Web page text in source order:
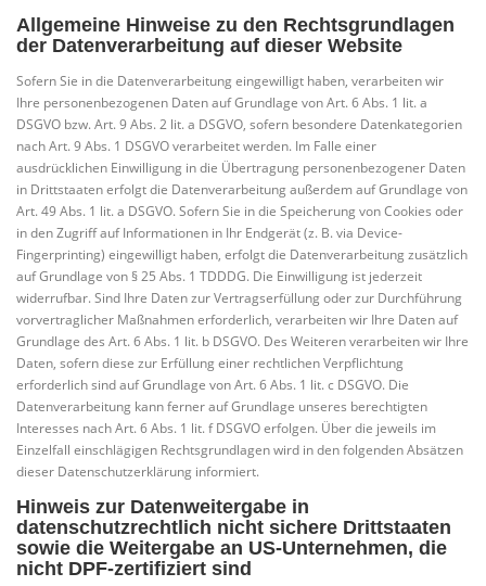
Allgemeine Hinweise zu den Rechtsgrundlagen
der Datenverarbeitung auf dieser Website
Sofern Sie in die Datenverarbeitung eingewilligt haben, verarbeiten wir
Ihre personenbezogenen Daten auf Grundlage von Art. 6 Abs. 1 lit. a
DSGVO bzw. Art. 9 Abs. 2 lit. a DSGVO, sofern besondere Datenkategorien
nach Art. 9 Abs. 1 DSGVO verarbeitet werden. Im Falle einer
ausdrücklichen Einwilligung in die Übertragung personenbezogener Daten
in Drittstaaten erfolgt die Datenverarbeitung außerdem auf Grundlage von
Art. 49 Abs. 1 lit. a DSGVO. Sofern Sie in die Speicherung von Cookies oder
in den Zugriff auf Informationen in Ihr Endgerät (z. B. via Device-
Fingerprinting) eingewilligt haben, erfolgt die Datenverarbeitung zusätzlich
auf Grundlage von § 25 Abs. 1 TDDDG. Die Einwilligung ist jederzeit
widerrufbar. Sind Ihre Daten zur Vertragserfüllung oder zur Durchführung
vorvertraglicher Maßnahmen erforderlich, verarbeiten wir Ihre Daten auf
Grundlage des Art. 6 Abs. 1 lit. b DSGVO. Des Weiteren verarbeiten wir Ihre
Daten, sofern diese zur Erfüllung einer rechtlichen Verpflichtung
erforderlich sind auf Grundlage von Art. 6 Abs. 1 lit. c DSGVO. Die
Datenverarbeitung kann ferner auf Grundlage unseres berechtigten
Interesses nach Art. 6 Abs. 1 lit. f DSGVO erfolgen. Über die jeweils im
Einzelfall einschlägigen Rechtsgrundlagen wird in den folgenden Absätzen
dieser Datenschutzerklärung informiert.
Hinweis zur Datenweitergabe in
datenschutzrechtlich nicht sichere Drittstaaten
sowie die Weitergabe an US-Unternehmen, die
nicht DPF-zertifiziert sind